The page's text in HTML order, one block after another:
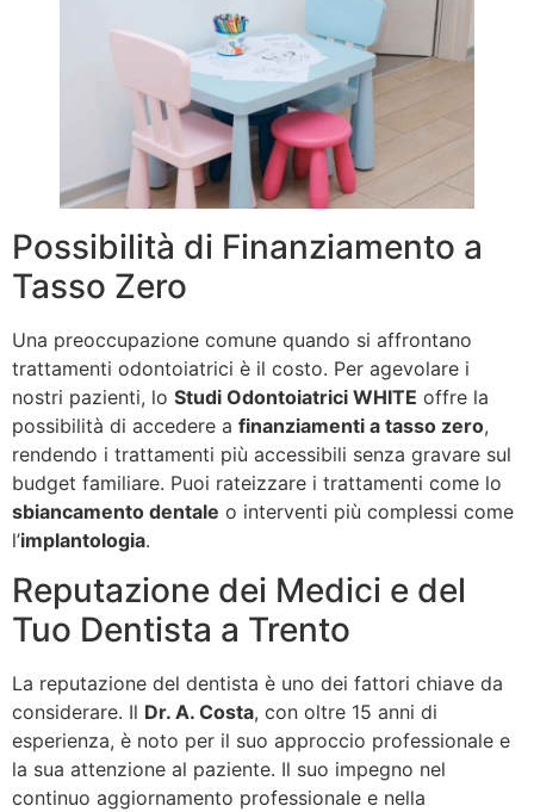
Possibilità di Finanziamento a
Tasso Zero
Una preoccupazione comune quando si affrontano
trattamenti odontoiatrici è il costo. Per agevolare i
nostri pazienti, lo Studi Odontoiatrici WHITE offre la
possibilità di accedere a finanziamenti a tasso zero,
rendendo i trattamenti più accessibili senza gravare sul
budget familiare. Puoi rateizzare i trattamenti come lo
sbiancamento dentale o interventi più complessi come
l’implantologia.
Reputazione dei Medici e del
Tuo Dentista a Trento
La reputazione del dentista è uno dei fattori chiave da
considerare. Il Dr. A. Costa, con oltre 15 anni di
esperienza, è noto per il suo approccio professionale e
la sua attenzione al paziente. Il suo impegno nel
continuo aggiornamento professionale e nella